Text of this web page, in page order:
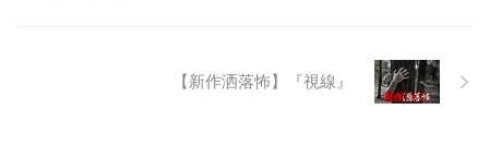
【新作洒落怖】『視線』